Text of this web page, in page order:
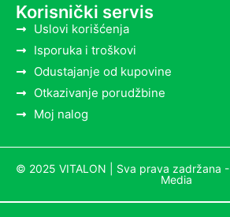
Korisnički servis
Uslovi korišćenja
Isporuka i troškovi
Odustajanje od kupovine
Otkazivanje porudžbine
Moj nalog
© 2025 VITALON | Sva prava zadržana -
Media